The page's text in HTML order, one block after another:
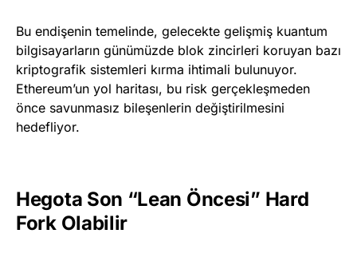
Bu endişenin temelinde, gelecekte gelişmiş kuantum
bilgisayarların günümüzde blok zincirleri koruyan bazı
kriptografik sistemleri kırma ihtimali bulunuyor.
Ethereum’un yol haritası, bu risk gerçekleşmeden
önce savunmasız bileşenlerin değiştirilmesini
hedefliyor.
Hegota Son “Lean Öncesi” Hard
Fork Olabilir